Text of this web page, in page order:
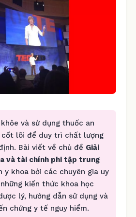
và sử dụng thuốc an
lõi để duy trì chất lượng
Bài viết về chủ đề Giải
và tài chính phi tập trung
y khoa bởi các chuyên gia uy
kiến thức khoa học
lý, hướng dẫn sử dụng và
chứng y tế nguy hiểm.